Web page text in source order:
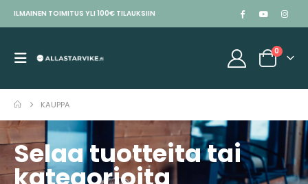
ILMAINEN TOIMITUS YLI 100€ TILAUKSIIN
0
KAUPPA
Selaa tuotteita tai